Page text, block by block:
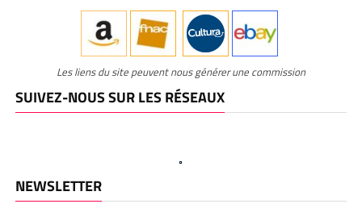
Les liens du site peuvent nous générer une commission
SUIVEZ-NOUS SUR LES RÉSEAUX
NEWSLETTER